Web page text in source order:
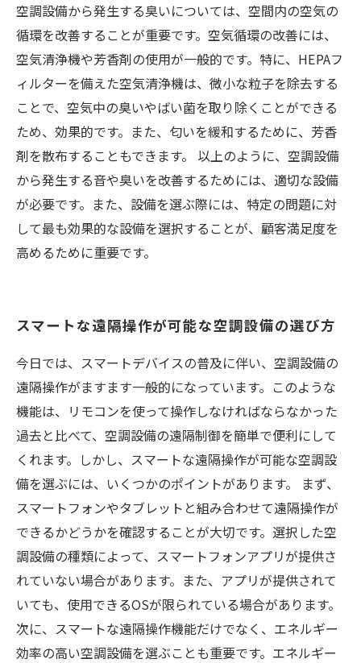
空調設備から発生する臭いについては、空間内の空気の
循環を改善することが重要です。空気循環の改善には、
空気清浄機や芳香剤の使用が一般的です。特に、HEPAフ
ィルターを備えた空気清浄機は、微小な粒子を除去する
ことで、空気中の臭いやばい菌を取り除くことができる
ため、効果的です。また、匂いを緩和するために、芳香
剤を散布することもできます。 以上のように、空調設備
から発生する音や臭いを改善するためには、適切な設備
が必要です。また、設備を選ぶ際には、特定の問題に対
して最も効果的な設備を選択することが、顧客満足度を
高めるために重要です。
スマートな遠隔操作が可能な空調設備の選び方
今日では、スマートデバイスの普及に伴い、空調設備の
遠隔操作がますます一般的になっています。このような
機能は、リモコンを使って操作しなければならなかった
過去と比べて、空調設備の遠隔制御を簡単で便利にして
くれます。しかし、スマートな遠隔操作が可能な空調設
備を選ぶには、いくつかのポイントがあります。 まず、
スマートフォンやタブレットと組み合わせて遠隔操作が
できるかどうかを確認することが大切です。選択した空
調設備の種類によって、スマートフォンアプリが提供さ
れていない場合があります。また、アプリが提供されて
いても、使用できるOSが限られている場合があります。
次に、スマートな遠隔操作機能だけでなく、エネルギー
効率の高い空調設備を選ぶことも重要です。エネルギー